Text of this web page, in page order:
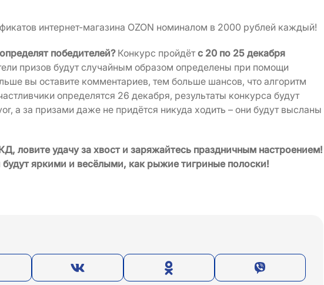
интернет-магазина OZON номиналом в 2000 рублей каждый!
победителей?Конкурс пройдётс 20 по 25 декабря
призов будут случайным образом определены при помощи
вы оставите комментариев, тем больше шансов, что алгоритм
определятся 26 декабря, результаты конкурса будут
а за призами даже не придётся никуда ходить – они будут высланы
ловите удачу за хвост и заряжайтесь праздничным настроением!
яркими и весёлыми, как рыжие тигриные полоски!